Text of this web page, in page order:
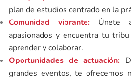
plan de estudios centrado en la
Comunidad vibrante: Únete
apasionados y encuentra tu
aprender y colaborar.
Oportunidades de actuación:
grandes eventos, te ofrecemos